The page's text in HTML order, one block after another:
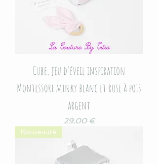
Cube, jeu d'éveil inspiration
Montessori minky blanc et rose à pois
argent
Prix
29,00 €
Nouveauté